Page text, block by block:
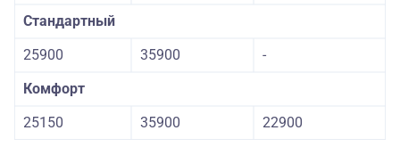
Стандартный
25900
35900
-
Комфорт
25150
35900 22900